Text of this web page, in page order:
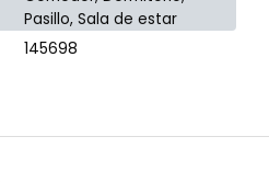
Pasillo, Sala de estar
145698